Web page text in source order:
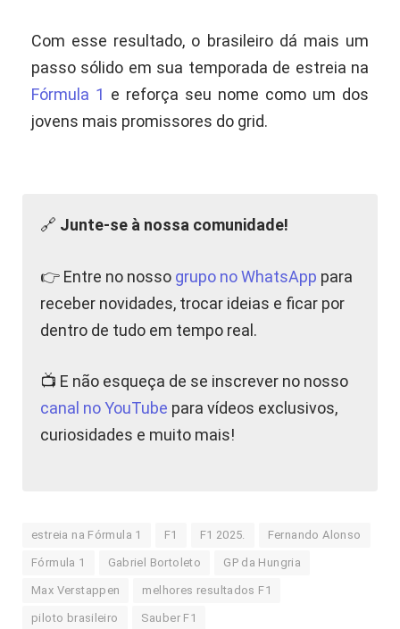
Com esse resultado, o brasileiro dá mais um
passo sólido em sua temporada de estreia na
Fórmula 1 e reforça seu nome como um dos
jovens mais promissores do grid.
🔗 Junte-se à nossa comunidade!
👉 Entre no nosso grupo no WhatsApp para
receber novidades, trocar ideias e ficar por
dentro de tudo em tempo real.
📺 E não esqueça de se inscrever no nosso
canal no YouTube para vídeos exclusivos,
curiosidades e muito mais!
estreia na Fórmula 1 F1 F1 2025. Fernando Alonso
Fórmula 1 Gabriel Bortoleto GP da Hungria
Max Verstappen melhores resultados F1
piloto brasileiro Sauber F1